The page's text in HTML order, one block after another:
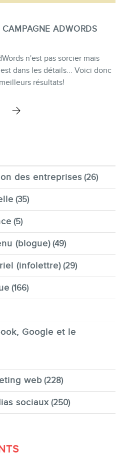
ADWORDS
n'est pas sorcier mais
dans les détails... Voici donc
résultats!
des entreprises (26)
(35)
(5)
(blogue) (49)
(infolettre) (29)
(166)
Google et le
web (228)
sociaux (250)